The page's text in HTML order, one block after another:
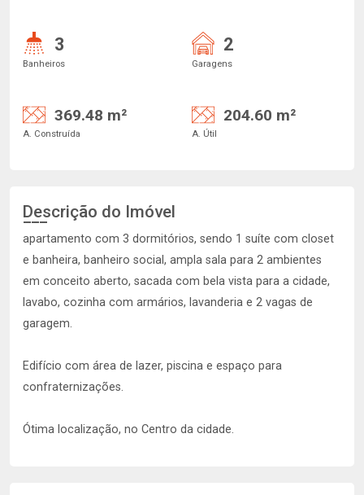
3
Banheiros
2
Garagens
369.48 m²
A. Construída
204.60 m²
A. Útil
Descrição do Imóvel
apartamento com 3 dormitórios, sendo 1 suíte com closet
e banheira, banheiro social, ampla sala para 2 ambientes
em conceito aberto, sacada com bela vista para a cidade,
lavabo, cozinha com armários, lavanderia e 2 vagas de
garagem.
Edifício com área de lazer, piscina e espaço para
confraternizações.
Ótima localização, no Centro da cidade.